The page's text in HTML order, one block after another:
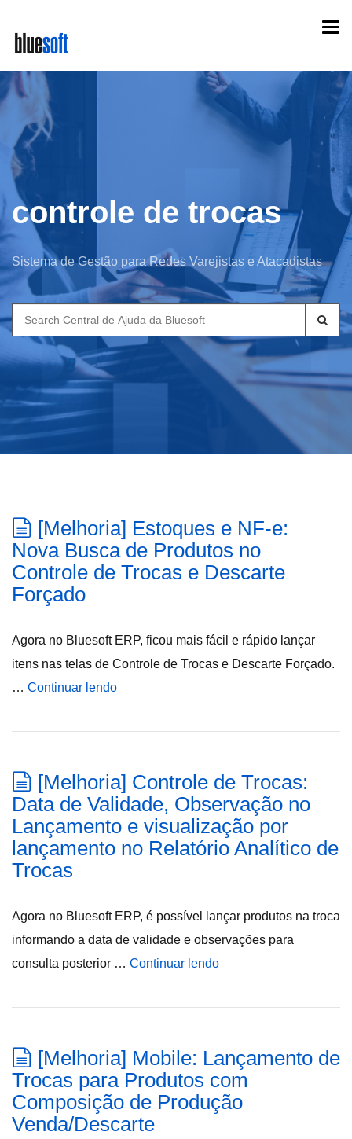
main
content
controle de trocas
Sistema de Gestão para Redes Varejistas e Atacadistas
Search
for:
[Melhoria] Estoques e NF-e:
Nova Busca de Produtos no
Controle de Trocas e Descarte
Forçado
Agora no Bluesoft ERP, ficou mais fácil e rápido lançar
itens nas telas de Controle de Trocas e Descarte Forçado.
… Continuar lendo
[Melhoria] Controle de Trocas:
Data de Validade, Observação no
Lançamento e visualização por
lançamento no Relatório Analítico de
Trocas
Agora no Bluesoft ERP, é possível lançar produtos na troca
informando a data de validade e observações para
consulta posterior … Continuar lendo
[Melhoria] Mobile: Lançamento de
Trocas para Produtos com
Composição de Produção
Venda/Descarte